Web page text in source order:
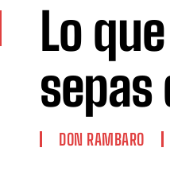
Lo
sepas
DON RAMBARO